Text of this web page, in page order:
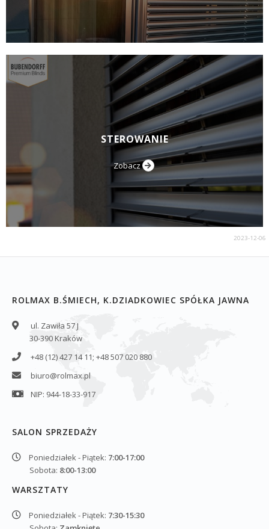
STEROWANIE
Zobacz
2023-12-06
ROLMAX B.ŚMIECH, K.DZIADKOWIEC SPÓŁKA JAWNA
ul. Zawiła 57 J
30-390 Kraków
+48 (12) 427 14 11; +48 507 020 880
biuro@rolmax.pl
NIP: 944-18-33-917
SALON SPRZEDAŻY
Poniedziałek - Piątek: 7:00-17:00
Sobota: 8:00-13:00
WARSZTATY
Poniedziałek - Piątek: 7:30-15:30